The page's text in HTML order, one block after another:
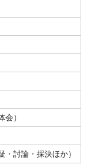
）
討論・採決ほか）